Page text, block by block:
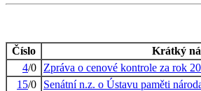
Číslo
Krátký
4/0
Zpráva o cenové kontrole za rok
15/0
Senátní n.z. o Ústavu paměti